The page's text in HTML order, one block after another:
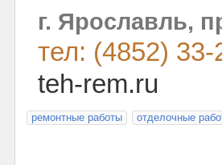
г. Ярославль,
тел: (4852) 33-
teh-rem.ru
ремонтные работы отделочные